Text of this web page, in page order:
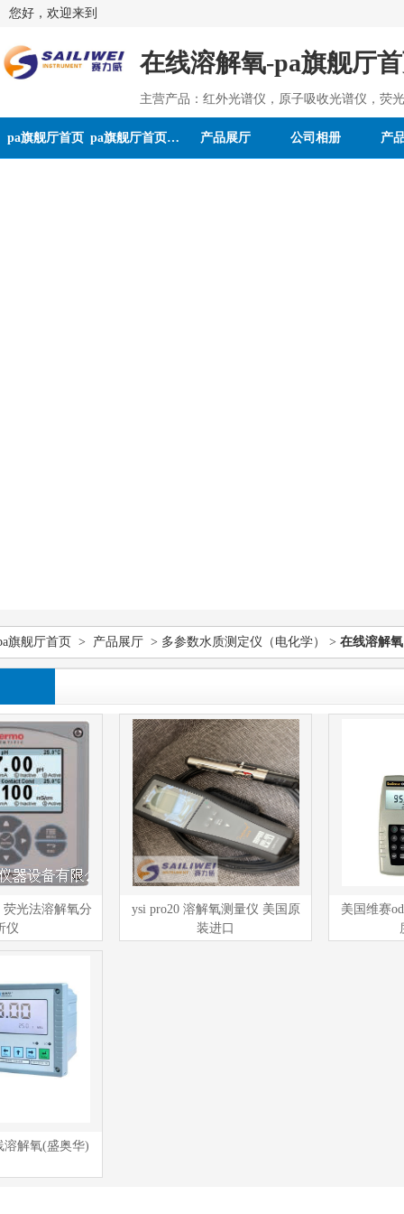
您好，欢迎来到
在线溶解氧-pa旗舰厅
主营产品：红外光谱仪，原子吸收光谱仪，荧
pa旗舰厅首页 pa旗舰厅首页的介绍 产品展厅 公司相册 产
旗舰厅首页 > 产品展厅 > 多参数水质测定仪（电化学） > 在线溶解氧
荧光法溶解氧分
仪
ysi pro20 溶解氧测量仪 美国原
装进口
美国维赛
溶解氧(盛奥华)